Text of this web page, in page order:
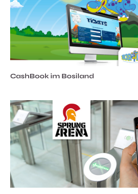
CashBook im Bosiland